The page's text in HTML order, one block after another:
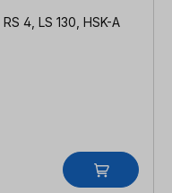
4, LS 130, HSK-A